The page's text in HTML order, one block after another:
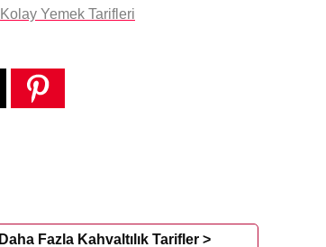
Kolay Yemek Tarifleri
Daha Fazla Kahvaltılık Tarifler >